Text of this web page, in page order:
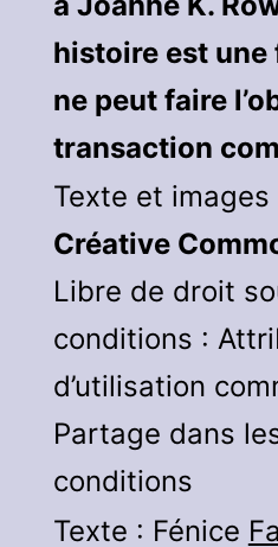
histoire est
ne peut faire
transaction
Texte et
Créative
Libre de droit
conditions :
d’utilisation
Partage dans
conditions
Texte : Fénice